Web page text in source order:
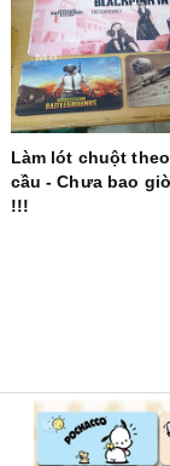
Làm lót chuột
cầu - Chưa bao
!!!